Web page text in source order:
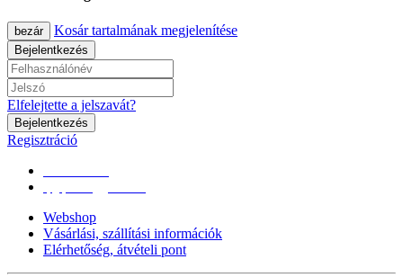
bezár Kosár tartalmának megjelenítése
Bejelentkezés
Elfelejtette a jelszavát?
Bejelentkezés
Regisztráció
Webshop
Vásárlási, szállítási információk
Elérhetőség, átvételi pont